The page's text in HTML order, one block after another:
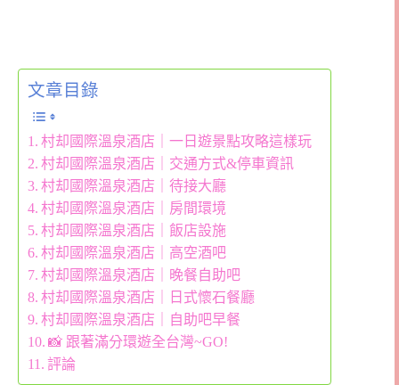
文章目錄
村却國際溫泉酒店｜一日遊景點攻略這樣玩
村却國際溫泉酒店｜交通方式&停車資訊
村却國際溫泉酒店｜待接大廳
村却國際溫泉酒店｜房間環境
村却國際溫泉酒店｜飯店設施
村却國際溫泉酒店｜高空酒吧
村却國際溫泉酒店｜晚餐自助吧
村却國際溫泉酒店｜日式懷石餐廳
村却國際溫泉酒店｜自助吧早餐
📸 跟著滿分環遊全台灣~GO!
評論